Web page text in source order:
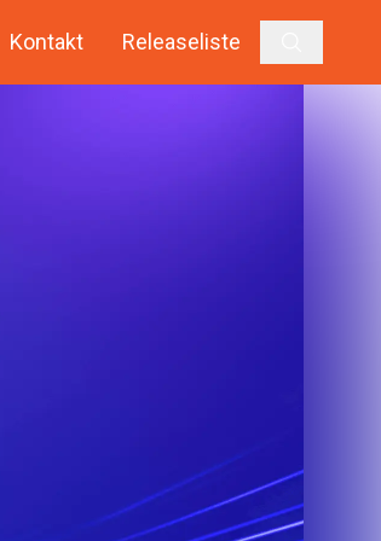
Kontakt Releaseliste